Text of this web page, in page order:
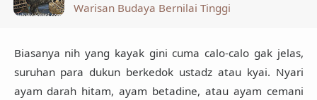
Warisan Budaya Bernilai Tinggi
Biasanya nih yang kayak gini cuma calo-calo gak jelas,
suruhan para dukun berkedok ustadz atau kyai. Nyari
ayam darah hitam, ayam betadine, atau ayam cemani